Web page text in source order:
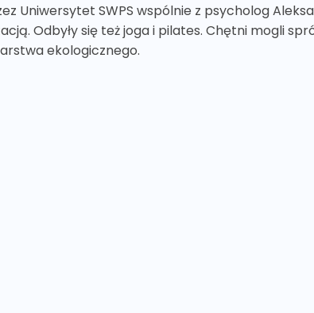
Uniwersytet SWPS wspólnie z psycholog
Odbyły się też joga i pilates. Chętni mogli
ekologicznego.